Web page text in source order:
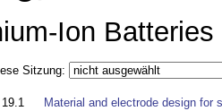
Ion Batteries
Sitzung:
Material and electrode design for